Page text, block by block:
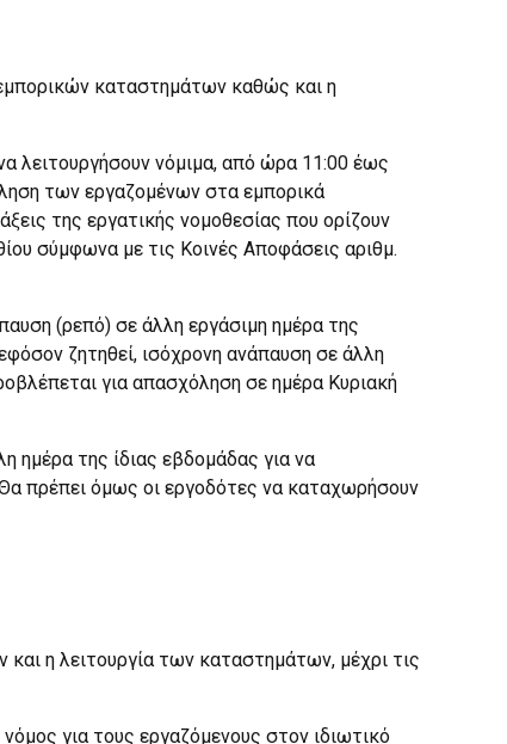
καταστημάτων καθώς και η
λειτουργήσουν νόμιμα, από ώρα 11:00 έως
των εργαζομένων στα εμπορικά
της εργατικής νομοθεσίας που ορίζουν
σύμφωνα με τις Κοινές Αποφάσεις αριθμ.
(ρεπό) σε άλλη εργάσιμη ημέρα της
ζητηθεί, ισόχρονη ανάπαυση σε άλλη
για απασχόληση σε ημέρα Κυριακή
ημέρα της ίδιας εβδομάδας για να
πρέπει όμως οι εργοδότες να καταχωρήσουν
η λειτουργία των καταστημάτων, μέχρι τις
για τους εργαζόμενους στον ιδιωτικό